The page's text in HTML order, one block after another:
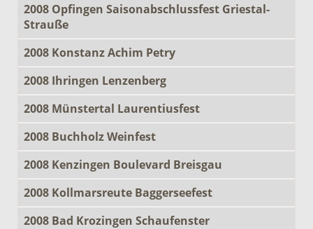
2008 Opfingen Saisonabschlussfest Griestal-
Strauße
2008 Konstanz Achim Petry
2008 Ihringen Lenzenberg
2008 Münstertal Laurentiusfest
2008 Buchholz Weinfest
2008 Kenzingen Boulevard Breisgau
2008 Kollmarsreute Baggerseefest
2008 Bad Krozingen Schaufenster